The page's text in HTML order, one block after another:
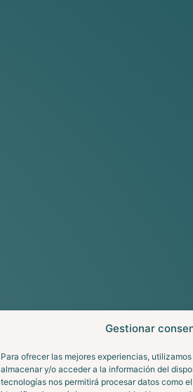
Gestionar
Para ofrecer las mejores experiencias,
almacenar y/o acceder a la información del
tecnologías nos permitirá procesar datos como